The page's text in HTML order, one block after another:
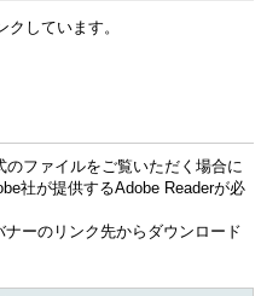
しています。
のファイルをご覧いただく場合に
社が提供するAdobe Readerが必
ーのリンク先からダウンロード